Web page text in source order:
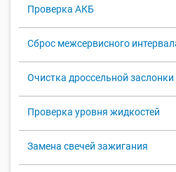
Проверка АКБ
Сброс межсервисного
Очистка дроссельной заслонки
Проверка уровня жидкостей
Замена свечей зажигания